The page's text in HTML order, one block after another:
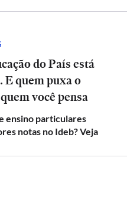
do País está
quem puxa o
você pensa
ensino particulares
notas no Ideb? Veja